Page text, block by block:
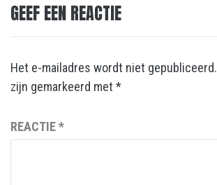
GEEF EEN REACTIE
Het e-mailadres wordt niet gepubliceerd.
zijn gemarkeerd met *
REACTIE*